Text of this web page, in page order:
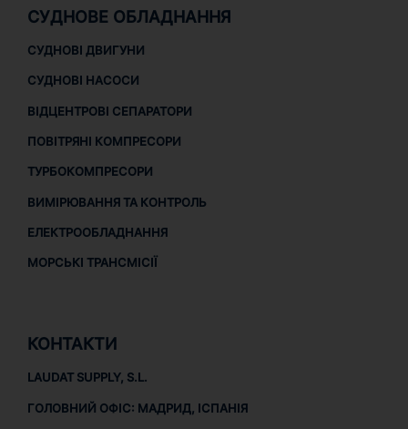
СУДНОВЕ ОБЛАДНАННЯ
СУДНОВІ ДВИГУНИ
СУДНОВІ НАСОСИ
ВІДЦЕНТРОВІ СЕПАРАТОРИ
ПОВІТРЯНІ КОМПРЕСОРИ
ТУРБОКОМПРЕСОРИ
ВИМІРЮВАННЯ ТА КОНТРОЛЬ
ЕЛЕКТРООБЛАДНАННЯ
МОРСЬКІ ТРАНСМІСІЇ
КОНТАКТИ
LAUDAT SUPPLY, S.L.
ГОЛОВНИЙ ОФІС: МАДРИД, ІСПАНІЯ